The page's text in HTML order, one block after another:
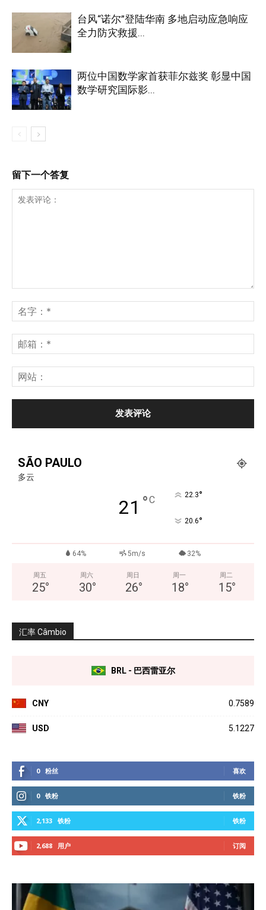
台风“诺尔”登陆华南 多地启动应急响应
全力防灾救援...
两位中国数学家首获菲尔兹奖 彰显中国
数学研究国际影...
留下一个答复
SÃO PAULO
多云
21 °C 22.3°
20.6°
64% 5m/s 32%
周五
25°
周六
30°
周日
26°
周一
18°
周二
15°
汇率 Câmbio
BRL - 巴西雷亚尔
CNY 0.7589
USD 5.1227
0 粉丝 喜欢
0 铁粉 铁粉
2,133 铁粉 铁粉
2,688 用户 订阅